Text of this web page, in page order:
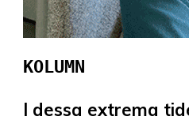
KOLUMN
I dessa extrema